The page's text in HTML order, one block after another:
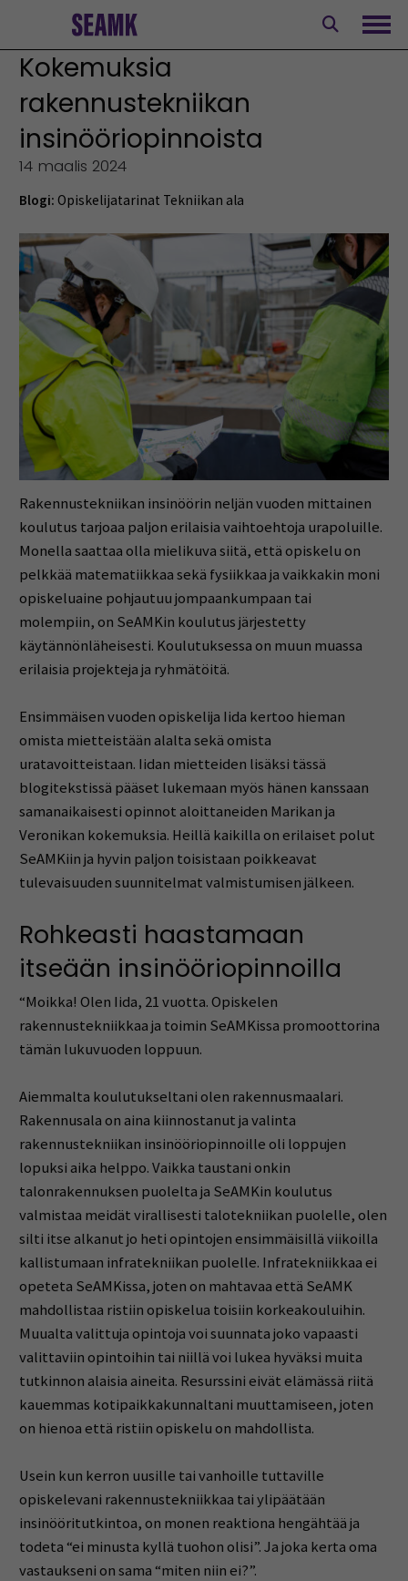
Kokemuksia
rakennustekniikan
insinööriopinnoista
14 maalis 2024
Blogi: Opiskelijatarinat Tekniikan ala
Rakennustekniikan insinöörin neljän vuoden mittainen
koulutus tarjoaa paljon erilaisia vaihtoehtoja urapoluille.
Monella saattaa olla mielikuva siitä, että opiskelu on
pelkkää matematiikkaa sekä fysiikkaa ja vaikkakin moni
opiskeluaine pohjautuu jompaankumpaan tai
molempiin, on SeAMKin koulutus järjestetty
käytännönläheisesti. Koulutuksessa on muun muassa
erilaisia projekteja ja ryhmätöitä.
Ensimmäisen vuoden opiskelija Iida kertoo hieman
omista mietteistään alalta sekä omista
uratavoitteistaan. Iidan mietteiden lisäksi tässä
blogitekstissä pääset lukemaan myös hänen kanssaan
samanaikaisesti opinnot aloittaneiden Marikan ja
Veronikan kokemuksia. Heillä kaikilla on erilaiset polut
SeAMKiin ja hyvin paljon toisistaan poikkeavat
tulevaisuuden suunnitelmat valmistumisen jälkeen.
Rohkeasti haastamaan
itseään insinööriopinnoilla
“Moikka! Olen Iida, 21 vuotta. Opiskelen
rakennustekniikkaa ja toimin SeAMKissa promoottorina
tämän lukuvuoden loppuun.
Aiemmalta koulutukseltani olen rakennusmaalari.
Rakennusala on aina kiinnostanut ja valinta
rakennustekniikan insinööriopinnoille oli loppujen
lopuksi aika helppo. Vaikka taustani onkin
talonrakennuksen puolelta ja SeAMKin koulutus
valmistaa meidät virallisesti talotekniikan puolelle, olen
silti itse alkanut jo heti opintojen ensimmäisillä viikoilla
kallistumaan infratekniikan puolelle. Infratekniikkaa ei
opeteta SeAMKissa, joten on mahtavaa että SeAMK
mahdollistaa ristiin opiskelua toisiin korkeakouluihin.
Muualta valittuja opintoja voi suunnata joko vapaasti
valittaviin opintoihin tai niillä voi lukea hyväksi muita
tutkinnon alaisia aineita. Resurssini eivät elämässä riitä
kauemmas kotipaikkakunnaltani muuttamiseen, joten
on hienoa että ristiin opiskelu on mahdollista.
Usein kun kerron uusille tai vanhoille tuttaville
opiskelevani rakennustekniikkaa tai ylipäätään
insinööritutkintoa, on monen reaktiona hengähtää ja
todeta “ei minusta kyllä tuohon olisi”. Ja joka kerta oma
vastaukseni on sama “miten niin ei?”.